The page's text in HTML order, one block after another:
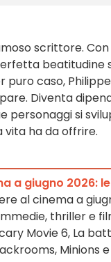
scrittore.
beatitudine
puro caso,
Diventa
personaggi si
vita ha da offrire.
a giugno 2026:
al cinema a
thriller e
Movie 6, La
Minions